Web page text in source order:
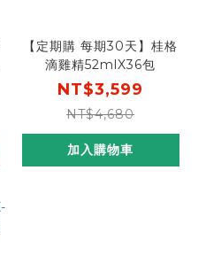
【定期購 每期30天】桂格
滴雞精52mlX36包
NT$3,599
NT$4,680
加入購物車